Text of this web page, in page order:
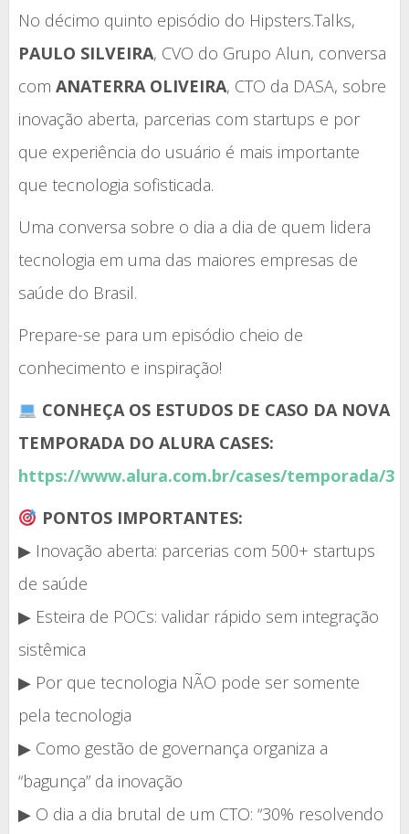
No décimo quinto episódio do Hipsters.Talks,
PAULO SILVEIRA, CVO do Grupo Alun, conversa
com ANATERRA OLIVEIRA, CTO da DASA, sobre
inovação aberta, parcerias com startups e por
que experiência do usuário é mais importante
que tecnologia sofisticada.
Uma conversa sobre o dia a dia de quem lidera
tecnologia em uma das maiores empresas de
saúde do Brasil.
Prepare-se para um episódio cheio de
conhecimento e inspiração!
CONHEÇA OS ESTUDOS DE CASO DA NOVA
TEMPORADA DO ALURA CASES:
https://www.alura.com.br/cases/temporada/3
PONTOS IMPORTANTES:
▶ Inovação aberta: parcerias com 500+ startups
de saúde
▶ Esteira de POCs: validar rápido sem integração
sistêmica
▶ Por que tecnologia NÃO pode ser somente
pela tecnologia
▶ Como gestão de governança organiza a
“bagunça” da inovação
▶ O dia a dia brutal de um CTO: “30% resolvendo